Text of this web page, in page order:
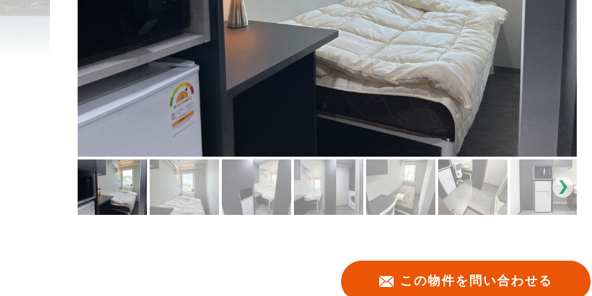
この物件を問い合わせる